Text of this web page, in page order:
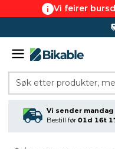
Vi feirer
Søk etter produkter,
Vi sender mandag
Bestill før 01d 16t